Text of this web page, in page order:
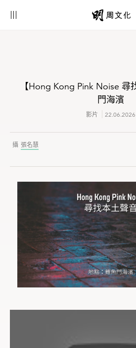
【Hong Kong Pink Noise 尋找本土聲音】鯉魚門海濱
【Hong Kong Pink Noise 尋
門海濱
影片 22.06.2026
張名慧